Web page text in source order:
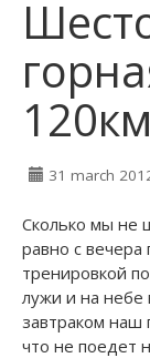
120км
31 march
Сколько мы не
равно с
тренировкой
лужи и на небе
завтраком
что не поедет